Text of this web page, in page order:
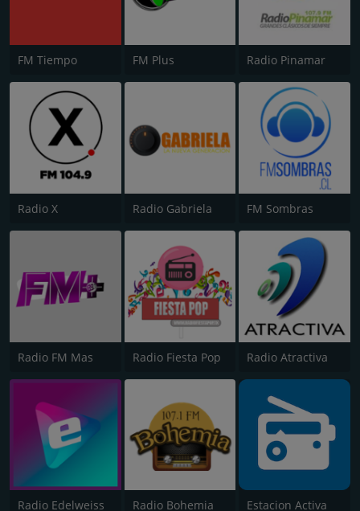
FM Tiempo FM Plus Radio Pinamar
Radio X Radio Gabriela FM Sombras
Radio FM Mas Radio Fiesta Pop Radio Atractiva
Radio Edelweiss Radio Bohemia Estacion Activa